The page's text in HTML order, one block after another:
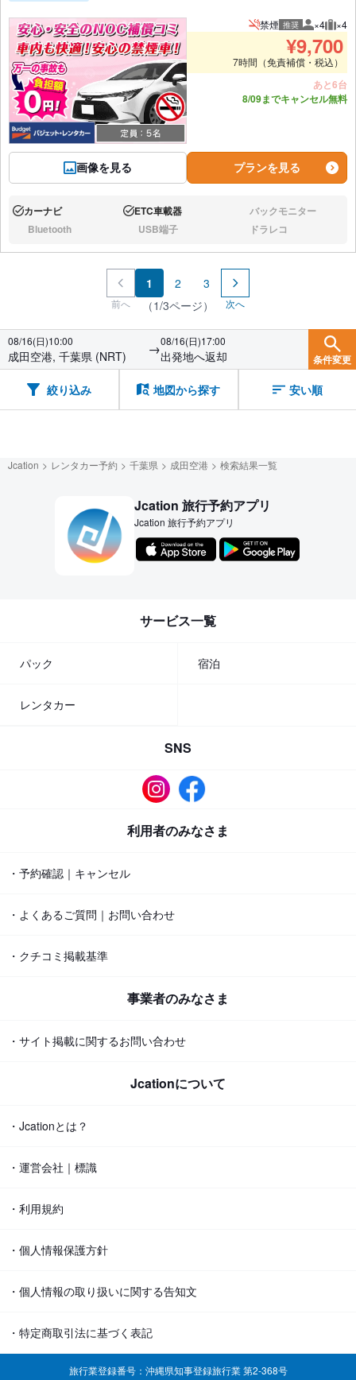
画像を見る
禁煙 推奨 推奨人数
×4 推
×4
¥9,700
7時間（免責補償・税込）
あと6台
8/09までキャンセル無料
プランを見る
あり:カーナビ あり:ETC車載器 なし:バックモニター
なし:Bluetooth なし:USB端子 なし:ドラレコ
前へ
1 2
3
（1/3ページ）
次へ
08/16(日)10:00
成田空港, 千葉県 (NRT) →08/16(日)17:00
出発地へ返却 条件変更
絞り込み 地図から探す 安い順
Jcation レンタカー予約 千葉県 成田空港 検索結果一覧
Jcation 旅行予約アプリ
Jcation 旅行予約アプリ
サービス一覧
パック 宿泊
レンタカー
SNS
利用者のみなさま
・予約確認｜キャンセル
・よくあるご質問｜お問い合わせ
・クチコミ掲載基準
事業者のみなさま
・サイト掲載に関するお問い合わせ
Jcationについて
・Jcationとは？
・運営会社｜標識
・利用規約
・個人情報保護方針
・個人情報の取り扱いに関する告知文
・特定商取引法に基づく表記
旅行業登録番号：沖縄県知事登録旅行業 第2-368号